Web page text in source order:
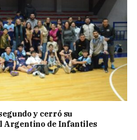
y cerró su
Argentino de Infantiles